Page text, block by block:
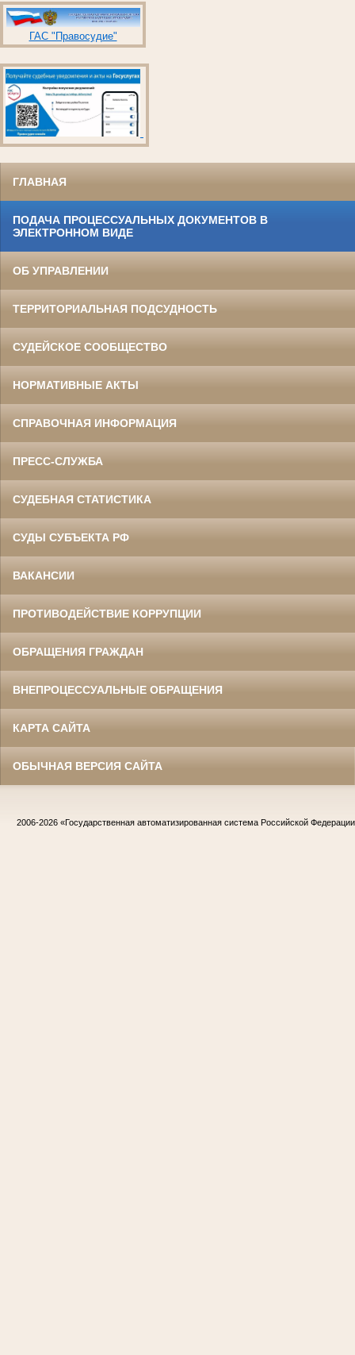
ГАС "Правосудие"
ГЛАВНАЯ
ПОДАЧА ПРОЦЕССУАЛЬНЫХ ДОКУМЕНТОВ В
ЭЛЕКТРОННОМ ВИДЕ
ОБ УПРАВЛЕНИИ
ТЕРРИТОРИАЛЬНАЯ ПОДСУДНОСТЬ
СУДЕЙСКОЕ СООБЩЕСТВО
НОРМАТИВНЫЕ АКТЫ
СПРАВОЧНАЯ ИНФОРМАЦИЯ
ПРЕСС-СЛУЖБА
СУДЕБНАЯ СТАТИСТИКА
СУДЫ СУБЪЕКТА РФ
ВАКАНСИИ
ПРОТИВОДЕЙСТВИЕ КОРРУПЦИИ
ОБРАЩЕНИЯ ГРАЖДАН
ВНЕПРОЦЕССУАЛЬНЫЕ ОБРАЩЕНИЯ
КАРТА САЙТА
ОБЫЧНАЯ ВЕРСИЯ САЙТА
2006-2026 «Государственная автоматизированная система Российской